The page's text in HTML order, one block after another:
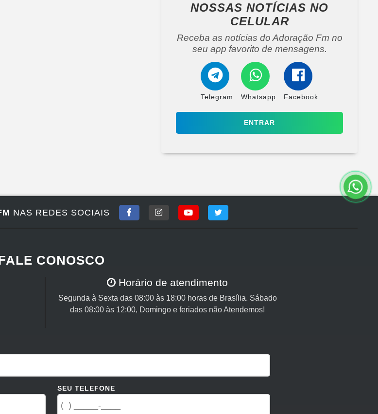
NOSSAS NOTÍCIAS NO
CELULAR
Receba as notícias do Adoração Fm no
seu app favorito de mensagens.
Telegram Whatsapp Facebook
ENTRAR
NAS REDES SOCIAIS
CONOSCO
Horário de atendimento
Segunda à Sexta das 08:00 às 18:00 horas de Brasília. Sábado
das 08:00 às 12:00, Domingo e feriados não Atendemos!
SEU TELEFONE